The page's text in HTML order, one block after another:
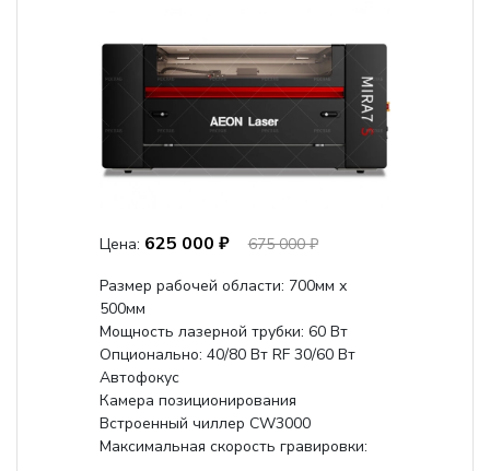
Цена: 625 000 ₽
675 000 ₽
Размер рабочей области: 700мм х
500мм
Мощность лазерной трубки: 60 Вт
Опционально: 40/80 Вт RF 30/60 Вт
Автофокус
Камера позиционирования
Встроенный чиллер CW3000
Максимальная скорость гравировки: